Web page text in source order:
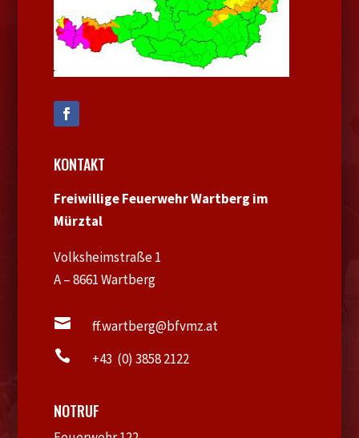
KONTAKT
Freiwillige Feuerwehr Wartberg im
Mürztal
Volksheimstraße 1
A – 8661 Wartberg
 ff.wartberg@bfvmz.at
 +43 (0) 3858 2122
NOTRUF